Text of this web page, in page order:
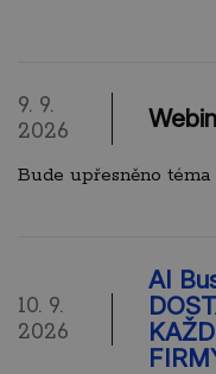
9. 9.
2026
Bude upřesněno téma
10. 9.
2026
AI